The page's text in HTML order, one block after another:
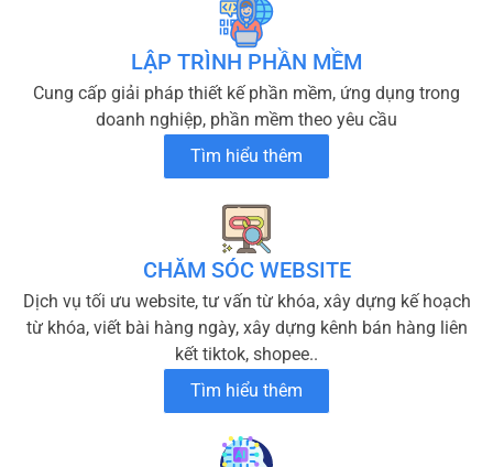
LẬP TRÌNH PHẦN MỀM
Cung cấp giải pháp thiết kế phần mềm, ứng dụng trong
doanh nghiệp, phần mềm theo yêu cầu
Tìm hiểu thêm
CHĂM SÓC WEBSITE
Dịch vụ tối ưu website, tư vấn từ khóa, xây dựng kế hoạch
từ khóa, viết bài hàng ngày, xây dựng kênh bán hàng liên
kết tiktok, shopee..
Tìm hiểu thêm